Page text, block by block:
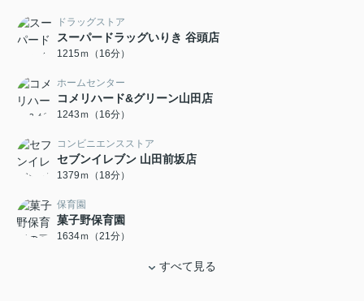
ドラッグストア
スーパードラッグいりき 谷頭店
1215ｍ（16分）
ホームセンター
コメリハード&グリーン山田店
1243ｍ（16分）
コンビニエンスストア
セブンイレブン 山田前坂店
1379ｍ（18分）
保育園
菓子野保育園
1634ｍ（21分）
すべて見る